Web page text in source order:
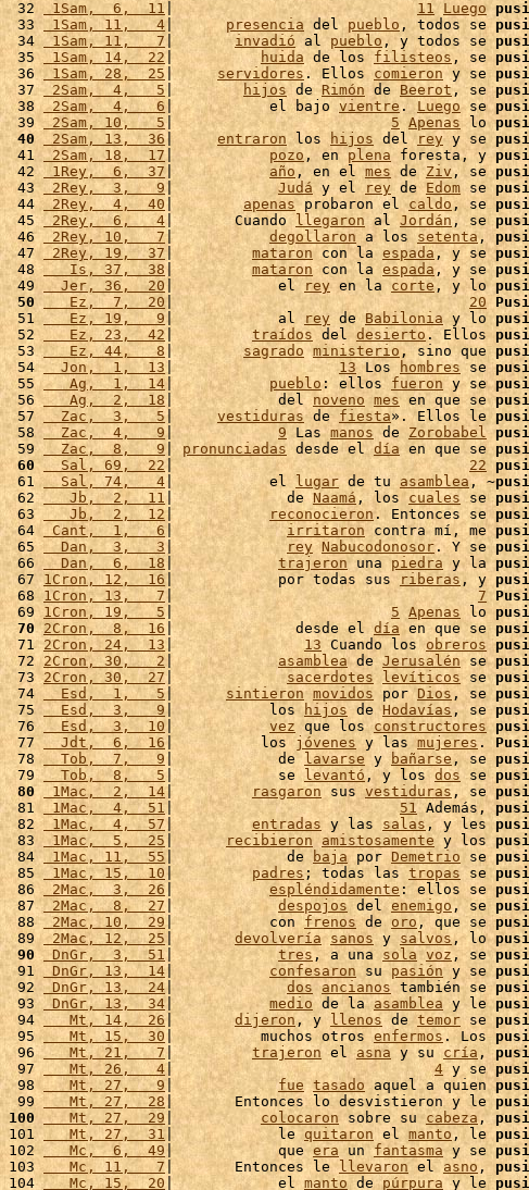
32
1Sam,  6,  11 | 11 Luego
33
1Sam, 11,   4 | presencia del pueblo , todos se
34 1Sam, 11,   7 | invadió al pueblo , y todos se
35
1Sam, 14,  22 | huida de los filisteos , se
36 1Sam, 28,  25 | servidores . Ellos comieron y se
37 2Sam,  4,   5 | hijos de Rimón de Beerot, se
38 2Sam,  4,   6 |           el bajo vientre. Luego se
39 2Sam, 10,   5| 5 Apenas lo
40 2Sam, 13,  36| entraron los hijos del rey y se
41 2Sam, 18,  17 | pozo , en plena foresta, y
42
1Rey,  6,  37 | año , en el mes de Ziv, se
43
2Rey,  3,   9 | Judá y el rey de Edom se
44 2Rey,  4,  40 | apenas probaron el caldo, se
45 2Rey,  6,   4 |       Cuando llegaron al Jordán , se
46
2Rey, 10,   7| degollaron a los setenta,
47
2Rey, 19,  37 | mataron con la espada , y se
48
   Is, 37,  38
| mataron con la espada, y se
49
  Jer, 36,  20
|            el rey en la corte , y lo
50
   Ez,  7,  20
| 20
51
   Ez, 19,   9
|            al rey de Babilonia y lo
52
   Ez, 23,  42
| traídos del desierto . Ellos
53
   Ez, 44,   8
| sagrado ministerio , sino que
54
  Jon,  1,  13
| 13 Los hombres se
55
   Ag,  1,  14
| pueblo: ellos fueron y se
56
   Ag,  2,  18
|            del noveno mes en que se
57
  Zac,  3,   5
| vestiduras de fiesta». Ellos le
58
  Zac,  4,   9
| 9 Las manos de Zorobabel
59
  Zac,  8,   9
| pronunciadas desde el día en que se
60
  Sal, 69,  22
| 22
61
  Sal, 74,   4
|           el lugar de tu asamblea, ~
62
   Jb,  2,  11
|             de Naamá , los cuales se
63
   Jb,  2,  12
| reconocieron. Entonces se
64
Cant,  1,   6 | irritaron contra mí, me
65
  Dan,  3,   3
| rey Nabucodonosor. Y se
66
  Dan,  6,  18
| trajeron una piedra y la
67 1Cron, 12,  16 |            por todas sus riberas , y
68 1Cron, 13,   7 | 7
69 1Cron, 19,   5 | 5 Apenas lo
70 2Cron,  8,  16 |              desde el día en que se
71 2Cron, 24,  13 | 13 Cuando los obreros
72 2Cron, 30,   2 | asamblea de Jerusalén se
73 2Cron, 30,  27| sacerdotes levíticos se
74
  Esd,  1,   5
| sintieron movidos por Dios , se
75
  Esd,  3,   9
|           los hijos de Hodavías , se
76
  Esd,  3,  10
| vez que los constructores
77
  Jdt,  6,  16
|          los jóvenes y las mujeres .
78
  Tob,  7,   9
|            de lavarse y bañarse, se
79
  Tob,  8,   5
|            se levantó , y los dos se
80
1Mac,  2,  14| rasgaron sus vestiduras , se
81 1Mac,  4,  51 | 51 Además,
82 1Mac,  4,  57 | entradas y las salas , y les
83 1Mac,  5,  25 | recibieron amistosamente y los
84 1Mac, 11,  55 |             de baja por Demetrio se
85
1Mac, 15,  10 | padres; todas las tropas se
86
2Mac,  3,  26 | espléndidamente : ellos se
87 2Mac,  8,  27 | despojos del enemigo, se
88 2Mac, 10,  29|           con frenos de oro , que se
89 2Mac, 12,  25 | devolvería sanos y salvos, lo
90
DnGr,  3,  51| tres, a una sola voz, se
91
DnGr, 13,  14| confesaron su pasión y se
92 DnGr, 13,  24| dos ancianos también se
93 DnGr, 13,  34 | medio de la asamblea y le
94
   Mt, 14,  26
| dijeron, y llenos de temor se
95
   Mt, 15,  30
|          muchos otros enfermos . Los
96
   Mt, 21,   7
| trajeron el asna y su cría ,
97
   Mt, 26,   4
| 4 y se
98
   Mt, 27,   9
| fue tasado aquel a quien
99
   Mt, 27,  28
|       Entonces lo desvistieron y le
100
   Mt, 27,  29
| colocaron sobre su cabeza ,
101
   Mt, 27,  31
|            le quitaron el manto, le
102
   Mc,  6,  49
|            que era un fantasma y se
103
   Mc, 11,   7
|       Entonces le llevaron el asno ,
104
   Mc, 15,  20
|            el manto de púrpura y le